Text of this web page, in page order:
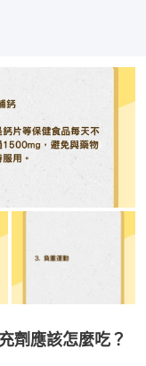
劑應該怎麼吃？